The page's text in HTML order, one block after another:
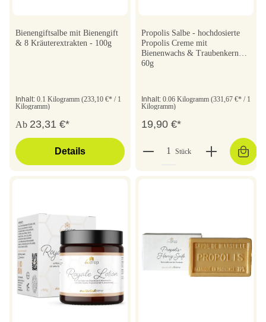
Bienengiftsalbe mit Bienengift
& 8 Kräuterextrakten - 100g
Inhalt: 0.1 Kilogramm (233,10 €* / 1
Kilogramm)
Ab 23,31 €*
Details
Propolis Salbe - hochdosierte
Propolis Creme mit
Bienenwachs & Traubenkernöl
60g
Inhalt: 0.06 Kilogramm (331,67 €* / 1
Kilogramm)
19,90 €*
Stück